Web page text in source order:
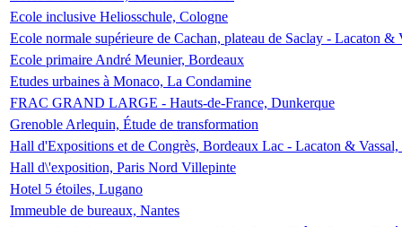
Ecole inclusive Heliosschule, Cologne
Ecole normale supérieure de Cachan, plateau de Saclay - Lacaton &
Ecole primaire André Meunier, Bordeaux
Etudes urbaines à Monaco, La Condamine
FRAC GRAND LARGE - Hauts-de-France, Dunkerque
Grenoble Arlequin, Étude de transformation
Hall d'Expositions et de Congrès, Bordeaux Lac - Lacaton &
Hall d\'exposition, Paris Nord Villepinte
Hotel 5 étoiles, Lugano
Immeuble de bureaux, Nantes